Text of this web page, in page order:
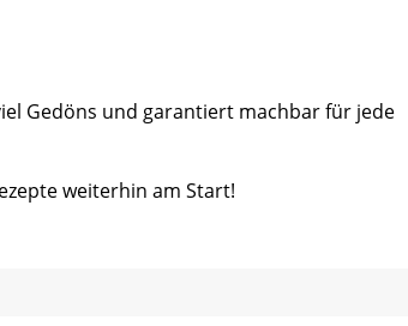
Gedöns und garantiert machbar für jede
weiterhin am Start!